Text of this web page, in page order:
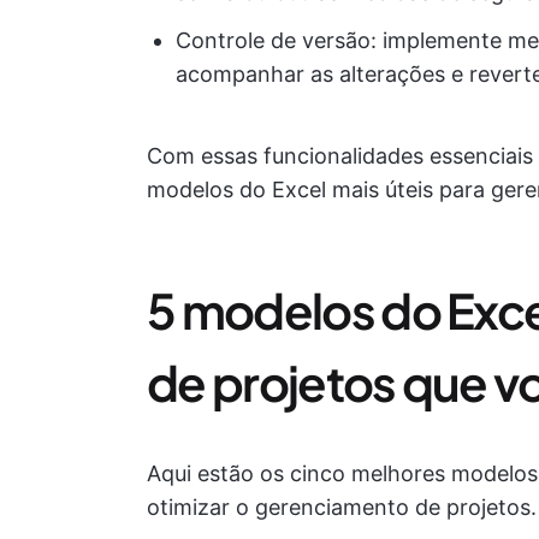
Controle de versão: implemente
acompanhar as alterações e
Com essas funcionalidades
modelos do Excel mais úteis para
5 modelos do
de projetos que
Aqui estão os cinco melhores
otimizar o gerenciamento de projetos.